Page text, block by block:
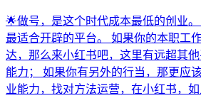
🌟做号，是这个时代成本最低的创业。
最适合开辟的平台。 如果你的本职工
达，那么来小红书吧，这里有远超其
能力； 如果你有另外的行当，那更
业能力，找对方法运营，在小红书，